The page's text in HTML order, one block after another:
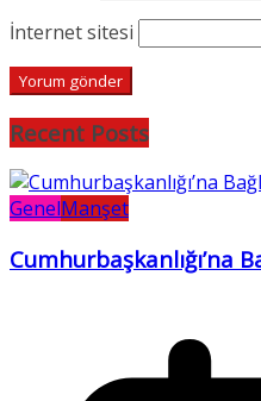
İnternet sitesi
Recent Posts
GenelManşet
Cumhurbaşkanlığı’na